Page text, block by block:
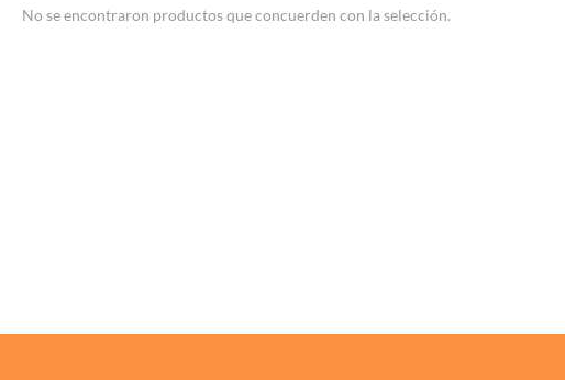
No se encontraron productos que concuerden con la selección.